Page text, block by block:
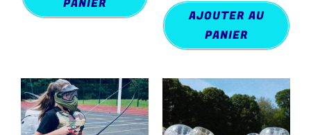
PANIER
AJOUTER AU
PANIER